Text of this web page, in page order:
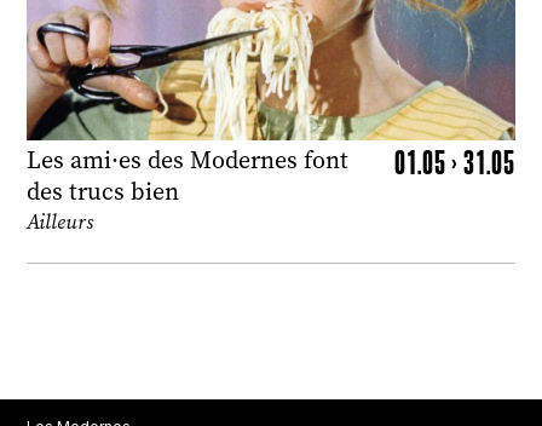
Les ami·es des Modernes font
des trucs bien
01.05 > 31.05
Ailleurs